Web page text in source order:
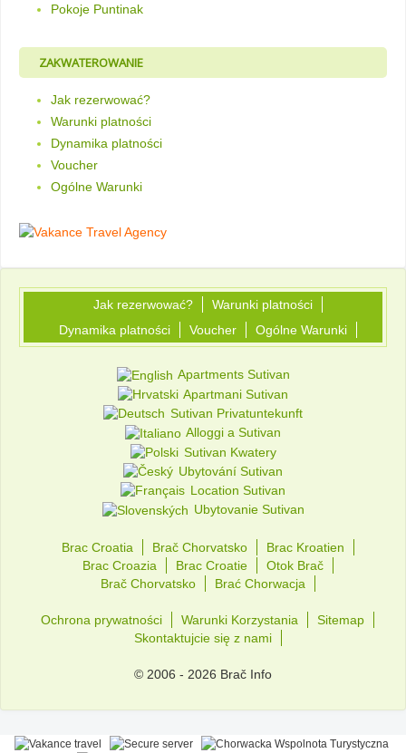
Pokoje Puntinak
ZAKWATEROWANIE
Jak rezerwować?
Warunki platności
Dynamika platności
Voucher
Ogólne Warunki
Jak rezerwować?
Warunki platności
Dynamika platności
Voucher Ogólne Warunki
Apartments Sutivan
Apartmani Sutivan
Sutivan Privatuntekunft
Alloggi a Sutivan
Sutivan Kwatery
Ubytování Sutivan
Location Sutivan
Ubytovanie Sutivan
Brac Croatia Brač Chorvatsko
Brac Kroatien
Brac Croazia
Brac Croatie
Otok Brač
Brač Chorvatsko
Brać Chorwacja
Ochrona prywatności Warunki Korzystania
Sitemap
Skontaktujcie się z nami
© 2006 - 2026 Brač Info